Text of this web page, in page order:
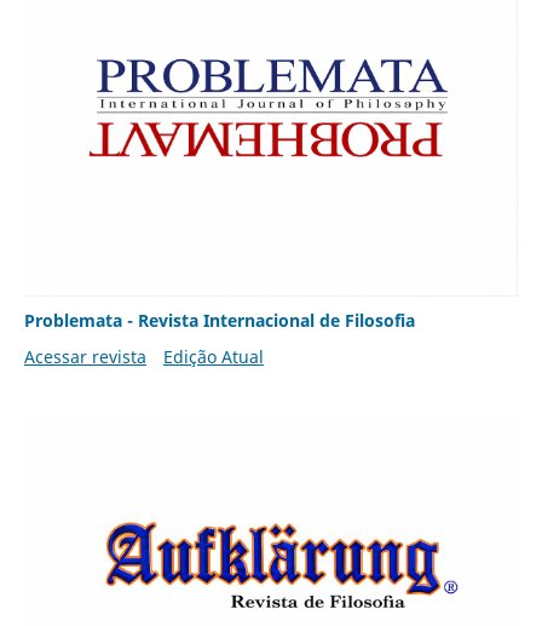
Problemata - Revista Internacional de Filosofia
Acessar revista
Edição Atual